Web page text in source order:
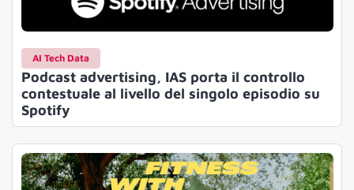
AI Tech Data
Podcast advertising, IAS porta il controllo
contestuale al livello del singolo episodio su
Spotify